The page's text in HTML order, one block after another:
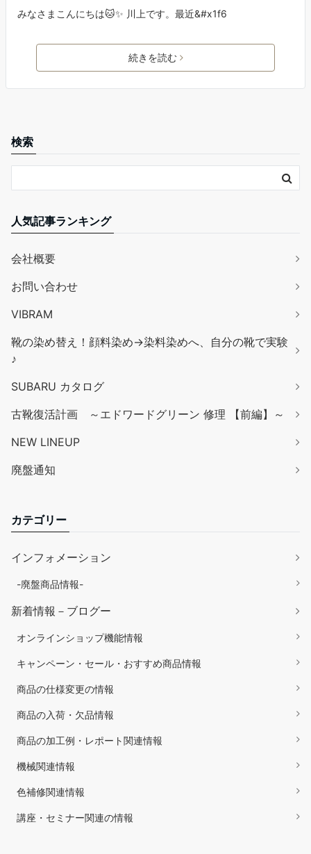
みなさまこんにちは🐱✨ 川上です。最近&#x1f6
続きを読む
検索
人気記事ランキング
会社概要
お問い合わせ
VIBRAM
靴の染め替え！顔料染め→染料染めへ、自分の靴で実験
♪
SUBARU カタログ
古靴復活計画 ～エドワードグリーン 修理 【前編】～
NEW LINEUP
廃盤通知
カテゴリー
インフォメーション
-廃盤商品情報-
新着情報－ブログー
オンラインショップ機能情報
キャンペーン・セール・おすすめ商品情報
商品の仕様変更の情報
商品の入荷・欠品情報
商品の加工例・レポート関連情報
機械関連情報
色補修関連情報
講座・セミナー関連の情報